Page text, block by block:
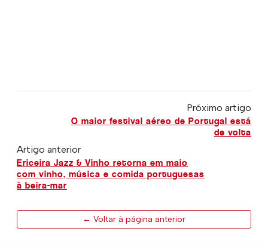
Próximo artigo
O maior festival aéreo de Portugal está
de volta
Artigo anterior
Ericeira Jazz & Vinho retorna em maio
com vinho, música e comida portuguesas
à beira-mar
← Voltar à página anterior